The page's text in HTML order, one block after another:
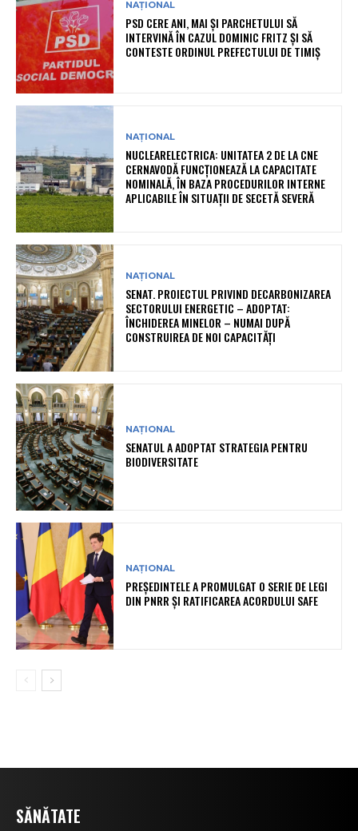
NAȚIONAL
PSD CERE ANI, MAI ȘI PARCHETULUI SĂ
INTERVINĂ ÎN CAZUL DOMINIC FRITZ ȘI SĂ
CONTESTE ORDINUL PREFECTULUI DE TIMIȘ
NAȚIONAL
NUCLEARELECTRICA: UNITATEA 2 DE LA CNE
CERNAVODĂ FUNCȚIONEAZĂ LA CAPACITATE
NOMINALĂ, ÎN BAZA PROCEDURILOR INTERNE
APLICABILE ÎN SITUAȚII DE SECETĂ SEVERĂ
NAȚIONAL
SENAT. PROIECTUL PRIVIND DECARBONIZAREA
SECTORULUI ENERGETIC – ADOPTAT:
ÎNCHIDEREA MINELOR – NUMAI DUPĂ
CONSTRUIREA DE NOI CAPACITĂȚI
NAȚIONAL
SENATUL A ADOPTAT STRATEGIA PENTRU
BIODIVERSITATE
NAȚIONAL
PREȘEDINTELE A PROMULGAT O SERIE DE LEGI
DIN PNRR ȘI RATIFICAREA ACORDULUI SAFE
SĂNĂTATE